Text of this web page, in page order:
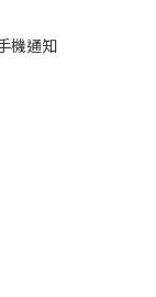
機通知